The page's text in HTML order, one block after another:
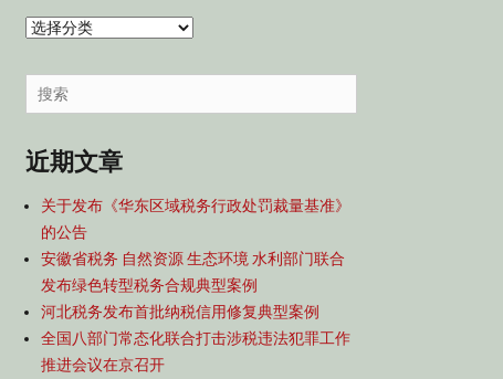
内
导
航
Search
for:
近期文章
关于发布《华东区域税务行政处罚裁量基准》
的公告
安徽省税务 自然资源 生态环境 水利部门联合
发布绿色转型税务合规典型案例
河北税务发布首批纳税信用修复典型案例
全国八部门常态化联合打击涉税违法犯罪工作
推进会议在京召开